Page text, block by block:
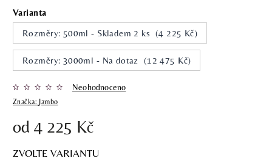
Varianta
Rozměry: 500ml - Skladem 2 ks (4 225 Kč)
Rozměry: 3000ml - Na dotaz (12 475 Kč)
Značka: Jambo
Neohodnoceno
od 4 225 Kč
ZVOLTE VARIANTU